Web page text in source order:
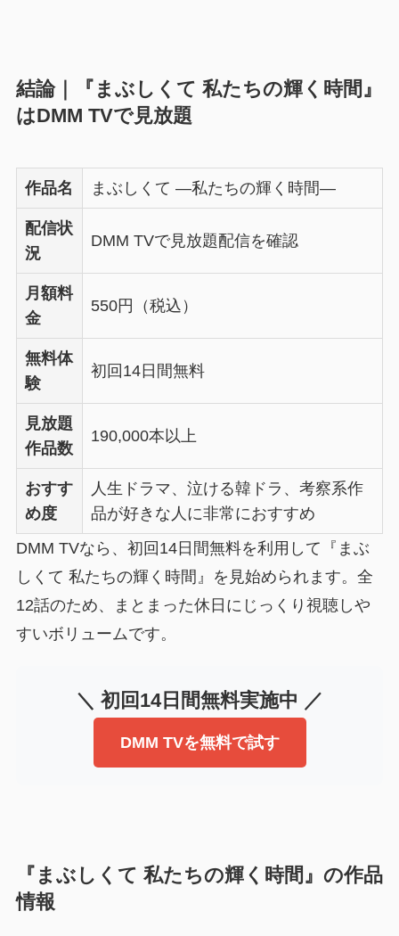
結論｜『まぶしくて 私たちの輝く時間』
はDMM TVで見放題
作品名 まぶしくて ―私たちの輝く時間―
配信状
況
DMM TVで見放題配信を確認
月額料
金
550円（税込）
無料体
験
初回14日間無料
見放題
作品数
190,000本以上
おすす
め度
人生ドラマ、泣ける韓ドラ、考察系作
品が好きな人に非常におすすめ
DMM TVなら、初回14日間無料を利用して『まぶ
しくて 私たちの輝く時間』を見始められます。全
12話のため、まとまった休日にじっくり視聴しや
すいボリュームです。
＼ 初回14日間無料実施中 ／
DMM TVを無料で試す
『まぶしくて 私たちの輝く時間』の作品
情報